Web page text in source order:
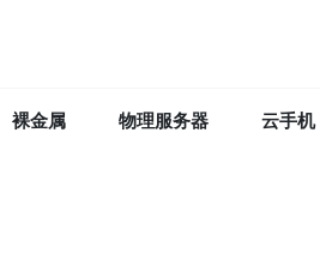
裸金属 物理服务器 云手机